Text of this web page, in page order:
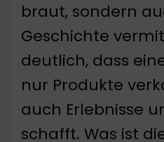
braut, sondern
Geschichte
deutlich, dass
nur Produkte
auch Erlebnisse
schafft. Was ist